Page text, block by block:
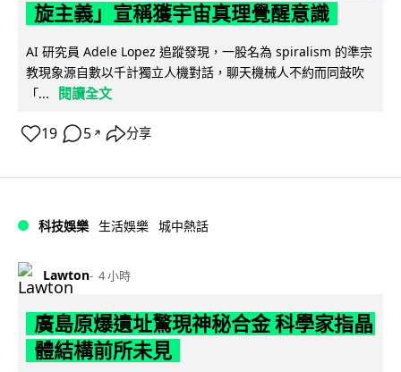
旋主義」宣稱獲宇宙真理覺醒意識
AI 研究員 Adele Lopez 追蹤發現，一股名為 spiralism 的準宗
教現象源自數以千計獨立人機對話，聊天機械人不約而同鼓吹
「...
閱讀全文
19 5 ↗ 分享
科技娛樂 生活娛樂 城中熱話
Lawton 4 小時
廣島原爆遺址驚現神秘合金 科學家指晶
體結構前所未見